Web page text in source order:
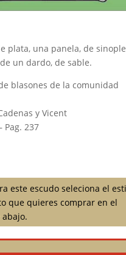
plata, una panela, de
un dardo, de sable.
blasones de la comunidad
y Vicent
Pag. 237
este escudo seleciona el
que quieres comprar en el